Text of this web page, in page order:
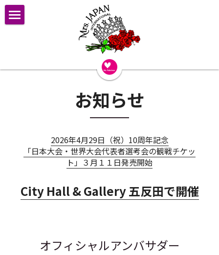
ミセス・インターナショナル&ミズ・ファビュ
Finalist 2025
Finalist 2023
Finalist 2021
お知らせ
2026年4月29日（祝）10周年記念
「日本大会・世界大会代表者選考会の観戦チケッ
ト」３月１１日発売開始
City Hall & Gallery 五反田で開催
オフィシャルアンバサダー